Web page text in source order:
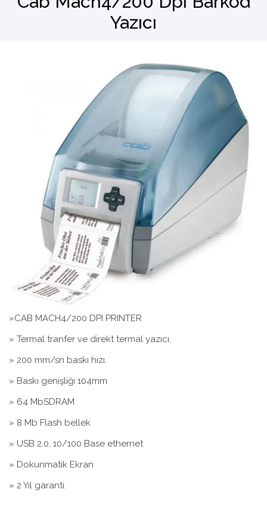
Yazıcı
»CAB MACH4/200 DPI PRINTER
» Termal tranfer ve direkt termal yazıcı.
» 200 mm/sn baskı hızı.
» Baskı genişliği 104mm
» 64 MbSDRAM
» 8 Mb Flash bellek
» USB 2.0, 10/100 Base ethernet
» Dokunmatik Ekran
» 2 Yıl garanti.